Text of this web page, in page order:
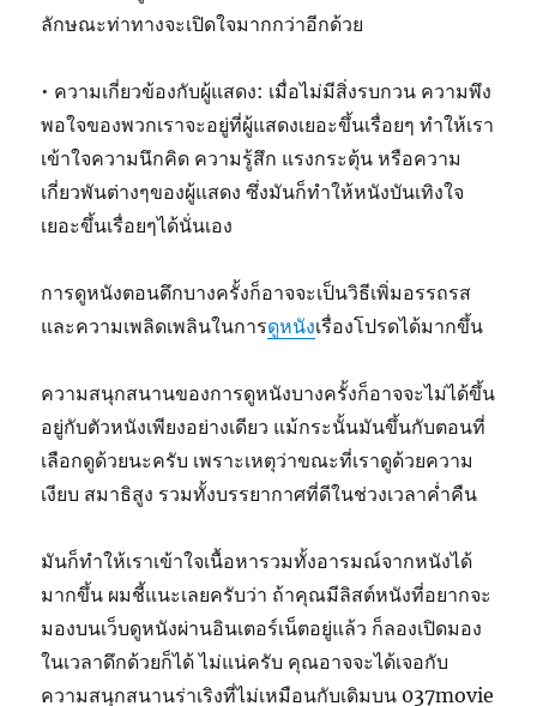
ลักษณะท่าทางจะเปิดใจมากกว่าอีกด้วย
• ความเกี่ยวข้องกับผู้แสดง: เมื่อไม่มีสิ่งรบกวน ความพึง
พอใจของพวกเราจะอยู่ที่ผู้แสดงเยอะขึ้นเรื่อยๆ ทำให้เรา
เข้าใจความนึกคิด ความรู้สึก แรงกระตุ้น หรือความ
เกี่ยวพันต่างๆของผู้แสดง ซึ่งมันก็ทำให้หนังบันเทิงใจ
เยอะขึ้นเรื่อยๆได้นั่นเอง
การดูหนังตอนดึกบางครั้งก็อาจจะเป็นวิธีเพิ่มอรรถรส
และความเพลิดเพลินในการดูหนังเรื่องโปรดได้มากขึ้น
ความสนุกสนานของการดูหนังบางครั้งก็อาจจะไม่ได้ขึ้น
อยู่กับตัวหนังเพียงอย่างเดียว แม้กระนั้นมันขึ้นกับตอนที่
เลือกดูด้วยนะครับ เพราะเหตุว่าขณะที่เราดูด้วยความ
เงียบ สมาธิสูง รวมทั้งบรรยากาศที่ดีในช่วงเวลาค่ำคืน
มันก็ทำให้เราเข้าใจเนื้อหารวมทั้งอารมณ์จากหนังได้
มากขึ้น ผมชี้แนะเลยครับว่า ถ้าคุณมีลิสต์หนังที่อยากจะ
มองบนเว็บดูหนังผ่านอินเตอร์เน็ตอยู่แล้ว ก็ลองเปิดมอง
ในเวลาดึกด้วยก็ได้ ไม่แน่ครับ คุณอาจจะได้เจอกับ
ความสนุกสนานร่าเริงที่ไม่เหมือนกับเดิมบน 037movie